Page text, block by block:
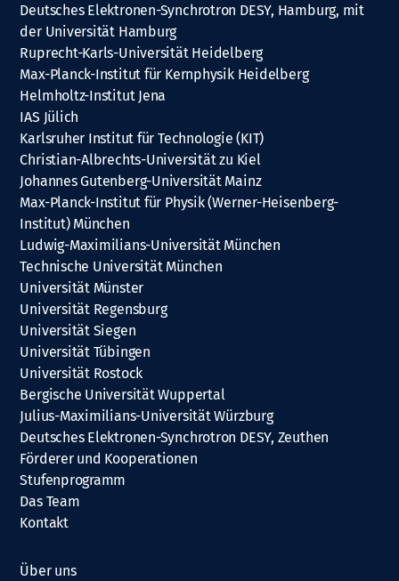
Deutsches Elektronen-Synchrotron DESY, Hamburg, mit
der Universität Hamburg
Ruprecht-Karls-Universität Heidelberg
Max-Planck-Institut für Kernphysik Heidelberg
Helmholtz-Institut Jena
IAS Jülich
Karlsruher Institut für Technologie (KIT)
Christian-Albrechts-Universität zu Kiel
Johannes Gutenberg-Universität Mainz
Max-Planck-Institut für Physik (Werner-Heisenberg-
Institut) München
Ludwig-Maximilians-Universität München
Technische Universität München
Universität Münster
Universität Regensburg
Universität Siegen
Universität Tübingen
Universität Rostock
Bergische Universität Wuppertal
Julius-Maximilians-Universität Würzburg
Deutsches Elektronen-Synchrotron DESY, Zeuthen
Förderer und Kooperationen
Stufenprogramm
Das Team
Kontakt
Über uns